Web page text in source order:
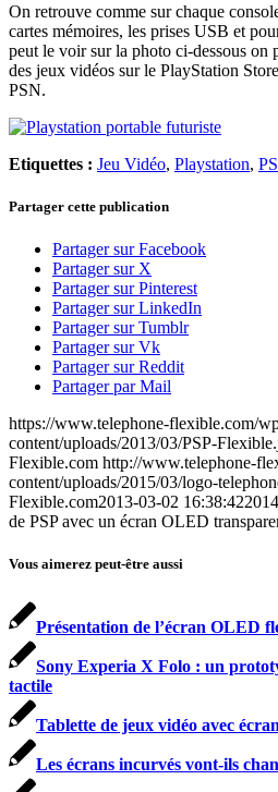
On retrouve comme sur chaque
cartes mémoires, les prises USB et
peut le voir sur la photo ci-dessous on
des jeux vidéos sur le PlayStation
PSN.
Etiquettes : Jeu Vidéo, Playstation,
Partager cette publication
Partager sur Facebook
Partager sur X
Partager sur Pinterest
Partager sur LinkedIn
Partager sur Tumblr
Partager sur Vk
Partager sur Reddit
Partager par Mail
https://www.telephone-flexible.com/
content/uploads/2013/03/PSP-
Flexible.com http://www.telephone-
content/uploads/2015/03/logo-
Flexible.com2013-03-02 16:38:42
de PSP avec un écran OLED
Vous aimerez peut-être aussi
Présentation de l’écran OLED
Sony Experia X Folo : un
tactile
Tablette de jeux vidéo avec
Les écrans incurvés vont-ils